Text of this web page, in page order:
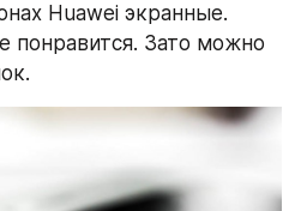
Huawei экранные.
понравится. Зато можно